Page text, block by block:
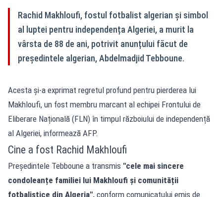
Rachid Makhloufi, fostul fotbalist algerian și simbol
al luptei pentru independența Algeriei, a murit la
vârsta de 88 de ani, potrivit anunțului făcut de
președintele algerian, Abdelmadjid Tebboune.
Acesta și-a exprimat regretul profund pentru pierderea lui
Makhloufi, un fost membru marcant al echipei Frontului de
Eliberare Națională (FLN) în timpul războiului de independență
al Algeriei, informează AFP.
Cine a fost Rachid Makhloufi
Președintele Tebboune a transmis "cele mai sincere
condoleanțe familiei lui Makhloufi și comunității
fotbalistice din Algeria", conform comunicatului emis de